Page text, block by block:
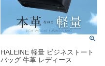
HALEINE 軽量 ビジネストート
バッグ 牛革 レディース